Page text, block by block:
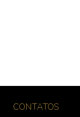
CONTATOS